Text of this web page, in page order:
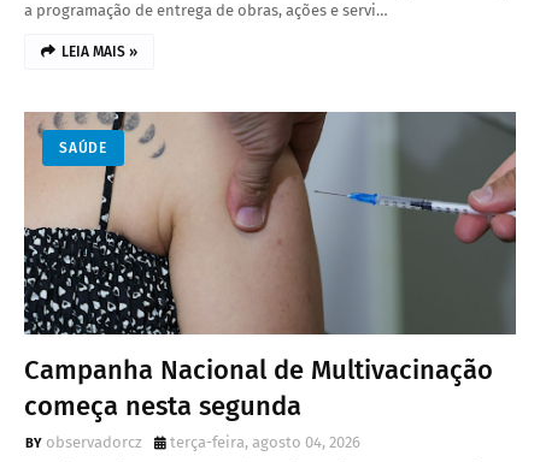
a programação de entrega de obras, ações e servi…
LEIA MAIS »
SAÚDE
Campanha Nacional de Multivacinação
começa nesta segunda
observadorcz
terça-feira, agosto 04, 2026